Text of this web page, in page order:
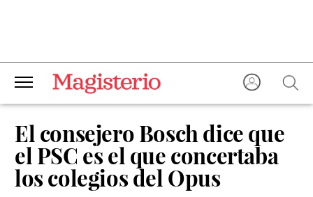
El consejero Bosch dice que
el PSC es el que concertaba
los colegios del Opus